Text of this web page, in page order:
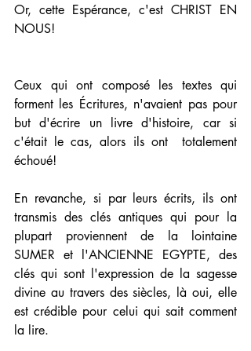
Or, cette Espérance, c'est CHRIST EN
NOUS!
Ceux qui ont composé les textes qui
forment les Écritures, n'avaient pas pour
but d'écrire un livre d'histoire, car si
c'était le cas, alors ils ont  totalement
échoué!
En revanche, si par leurs écrits, ils ont
transmis des clés antiques qui pour la
plupart proviennent de la lointaine
SUMER et l'ANCIENNE EGYPTE, des
clés qui sont l'expression de la sagesse
divine au travers des siècles, là oui, elle
est crédible pour celui qui sait comment
la lire.